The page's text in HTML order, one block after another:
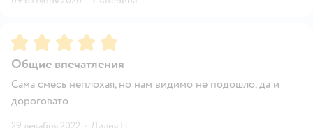
Рейтинг:5
Общие впечатления
Сама смесь неплохая, но нам видимо не подошло, да и
дороговато
29 декабря 2022 · Лилия Н.